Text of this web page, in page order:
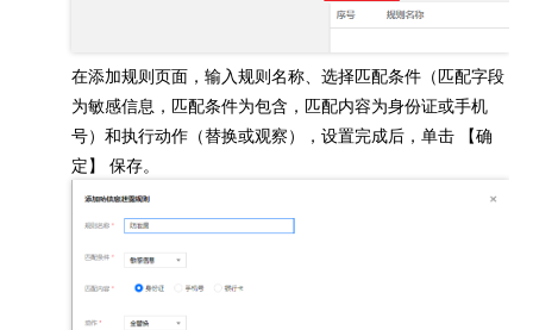
在添加规则页面，输入规则名称、选择匹配条件（匹配字段
为敏感信息，匹配条件为包含，匹配内容为身份证或手机
号）和执行动作（替换或观察），设置完成后，单击 【确
定】 保存。